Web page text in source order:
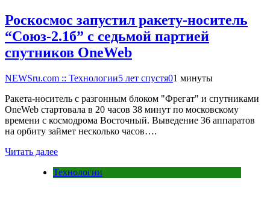
Роскосмос запустил ракету-носитель
“Союз-2.1б” с седьмой партией
спутников OneWeb
NEWSru.com :: Технологии5 лет спустя01 минуты
Ракета-носитель с разгонным блоком "Фрегат" и спутниками
OneWeb стартовала в 20 часов 38 минут по московскому
времени с космодрома Восточный. Выведение 36 аппаратов
на орбиту займет несколько часов….
Читать далее
Технологии